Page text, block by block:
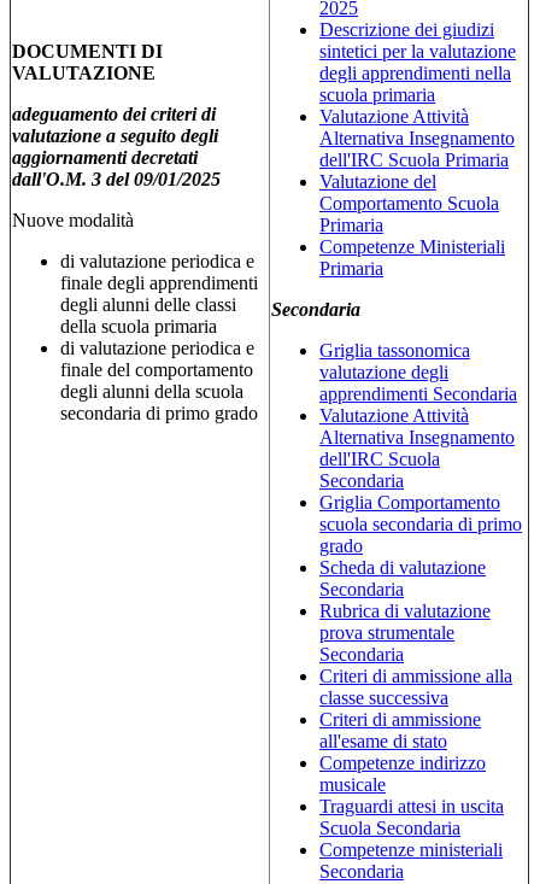
DOCUMENTI DI
VALUTAZIONE
adeguamento dei criteri di
valutazione a seguito degli
aggiornamenti decretati
dall'O.M. 3 del 09/01/2025
Nuove modalità
di valutazione periodica e
finale degli apprendimenti
degli alunni delle classi
della scuola primaria
di valutazione periodica e
finale del comportamento
degli alunni della scuola
secondaria di primo grado
2025
Descrizione dei giudizi
sintetici per la valutazione
degli apprendimenti nella
scuola primaria
Valutazione Attività
Alternativa Insegnamento
dell'IRC Scuola Primaria
Valutazione del
Comportamento Scuola
Primaria
Competenze Ministeriali
Primaria
Secondaria
Griglia tassonomica
valutazione degli
apprendimenti Secondaria
Valutazione Attività
Alternativa Insegnamento
dell'IRC Scuola
Secondaria
Griglia Comportamento
scuola secondaria di primo
grado
Scheda di valutazione
Secondaria
Rubrica di valutazione
prova strumentale
Secondaria
Criteri di ammissione alla
classe successiva
Criteri di ammissione
all'esame di stato
Competenze indirizzo
musicale
Traguardi attesi in uscita
Scuola Secondaria
Competenze ministeriali
Secondaria